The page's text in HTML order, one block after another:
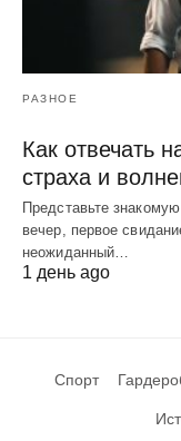
РАЗНОЕ
Как отвечать
страха и
Представьте
вечер, первое
неожиданный…
1 день ago
Спорт